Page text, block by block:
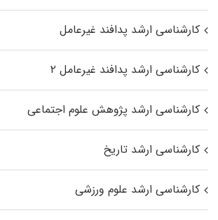
کارشناسی ارشد پدافند غیرعامل
کارشناسی ارشد پدافند غیرعامل ۲
کارشناسی ارشد پژوهش علوم اجتماعی
کارشناسی ارشد تاریخ
کارشناسی ارشد علوم ورزشی